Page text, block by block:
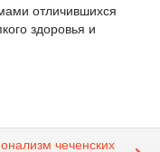
отличившихся
здоровья и
чеченских